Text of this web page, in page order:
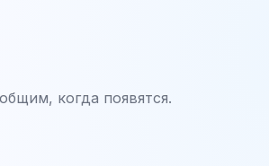
когда появятся.